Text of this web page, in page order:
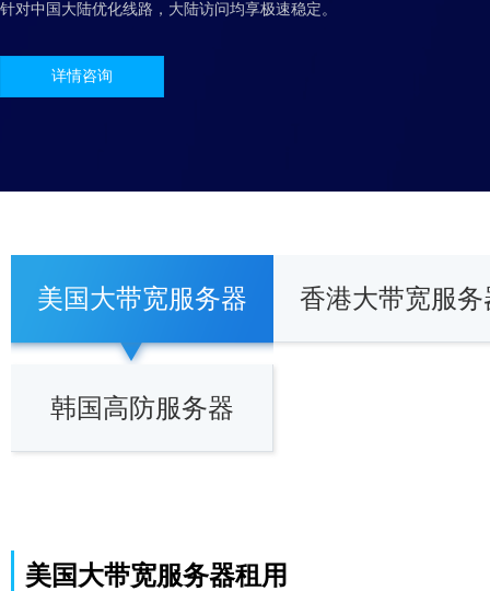
针对中国大陆优化线路，大陆访问均享极速稳定。
详情咨询
美国大带宽服务器 香港大带宽服务
韩国高防服务器
美国大带宽服务器租用